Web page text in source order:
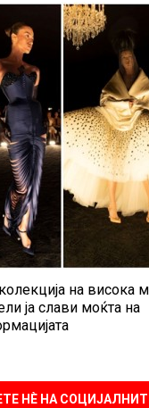
на висока
ја слави моќта на
НÈ НА